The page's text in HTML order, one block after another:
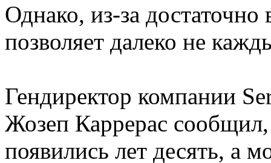
Однако, из-за
позволяет далеко не
Гендиректор компании
Жозеп Каррерас
появились лет десять, а